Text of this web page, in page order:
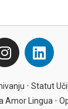
• Statut
Amor Lingua •